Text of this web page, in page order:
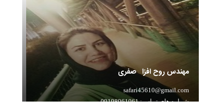
مهندس روح افزا صفری
safari45610@gmail.com
شماره های تماس: 09198961061